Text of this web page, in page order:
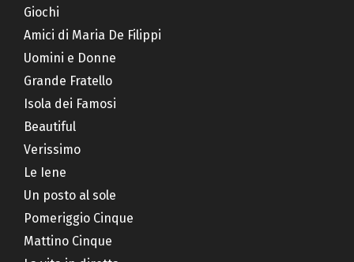
Giochi
Amici di Maria De Filippi
Uomini e Donne
Grande Fratello
Isola dei Famosi
Beautiful
Verissimo
Le Iene
Un posto al sole
Pomeriggio Cinque
Mattino Cinque